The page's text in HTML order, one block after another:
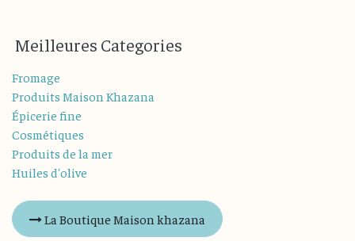
Meilleures Categories
Fromage
Produits Maison Khazana
Épicerie fine
Cosmétiques
Produits de la mer
Huiles d'olive
La Boutique Maison khazana